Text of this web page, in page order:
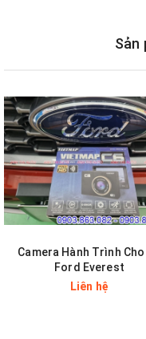
Lưu ý:VietMap C62s
HDkhighi hình cùng
Cảnh báo thông tin
Sản
Camera Hành Trình Cho
Ford Everest
Liên hệ